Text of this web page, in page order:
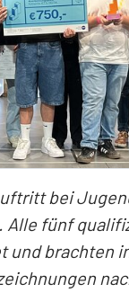
bei
fünf
und brachten